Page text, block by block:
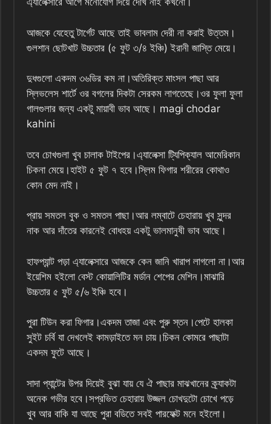
আজকে যেহেতু টার্গেট আছে তাই ভাবলাম দেরী না করাই উত্তম।
গুলশান ছোটখাট উচ্চতার (৫ ফুট ৩/৪ ইঞ্চি) ইরানী জাস্তি মেয়ে।
দুধগুলো একদম ৩৬ডির কম না।অতিরিক্ত মাংসল পাছা আর
স্লিভলেস শার্টে ওর বগলের দিকটা সেরকম লাগতেছে।ওর ফুলা ফুলা
গালগুলার জন্য একটু মায়াবী ভাব আছে। magi chodar
kahini
তবে চোখগুলা খুব চালাক টাইপের।এ্যালেক্সা ট্যিপিক্যাল আমেরিকান
চিকনা মেয়ে।হাইট ৫ ফুট ৭ হবে।স্লিম ফিগার শরীরের কোথাও
কোন মেদ নাই।
প্রায় সমতল বুক ও সমতল পাছা।আর লম্বাটে চেহারায় খুব সুন্দর
নাক আর দাঁতের কারনেই বোধহয় একটু ভালমানুষী ভাব আছে।
হাফপ্যান্ট পড়া এ্যালেক্সারে আজকে কেন জানি খারাপ লাগলো না।আর
ইয়েশিম হইলো বেস্ট কোয়ালিটির মর্ডান শেপের মেশিন।মাঝারি
উচ্চতার ৫ ফুট ৫/৬ ইঞ্চি হবে।
পুরা টিউন করা ফিগার।একদম তাজা এবং পুরু স্তন।পেটে হালকা
সুইট চর্বি যা দেখলেই কামড়াইতে মন চায়।চিকন কোমরে পাছাটা
একদম ফুটে আছে।
সাদা প্যান্টের উপর দিয়েই বুঝা যায় যে ঐ পাছার মাঝখানের ক্র্যাকটা
অনেক গভীর হবে।সপ্রভিত চেহারায় উজ্জল চোখদুটো চোখে পড়ে
খুব আর বাকি যা আছে পুরা বডিতে সবই পারফেক্ট মনে হইলো।